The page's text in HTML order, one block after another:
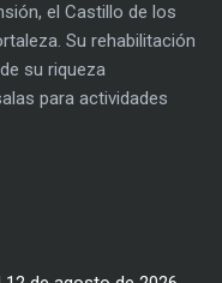
el Castillo de los
Su rehabilitación
su riqueza
para actividades